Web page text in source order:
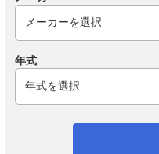
年式